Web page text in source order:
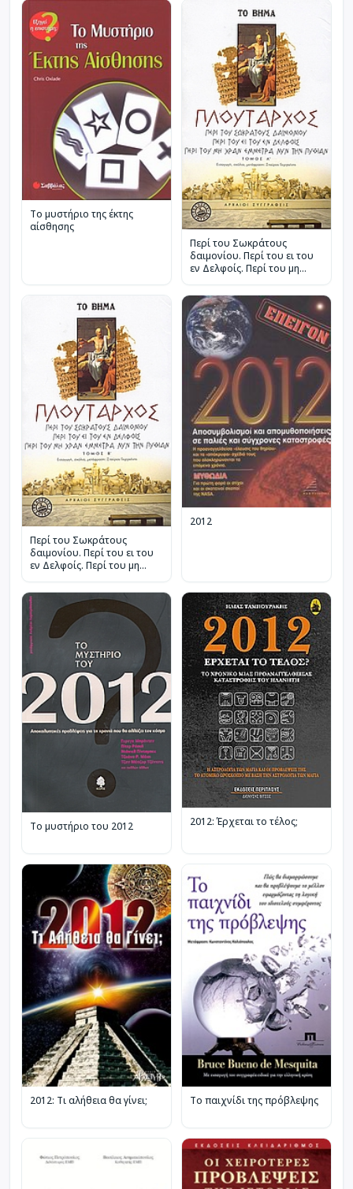
Το μυστήριο της έκτης
αίσθησης
Περί του Σωκράτους
δαιμονίου. Περί του ει του
εν Δελφοίς. Περί του μη
Πυθίαν.
Περί του Σωκράτους
δαιμονίου. Περί του ει του
εν Δελφοίς. Περί του μη
Πυθίαν.
2012
Το μυστήριο του 2012 2012: Έρχεται το τέλος;
2012: Τι αλήθεια θα γίνει; Το παιχνίδι της πρόβλεψης